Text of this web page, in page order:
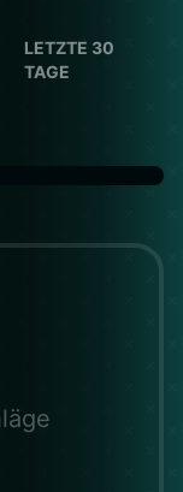
LETZTE 30
TAGE